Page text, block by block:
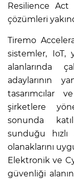
Resilience
çözümleri
Tiremo
sistemler, IoT,
alanlarında
adaylarının
tasarımcılar
şirketlere
sonunda
sunduğu
olanaklarını
Elektronik ve
güvenliği